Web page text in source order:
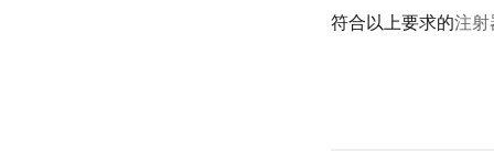
符合以上要求的注射